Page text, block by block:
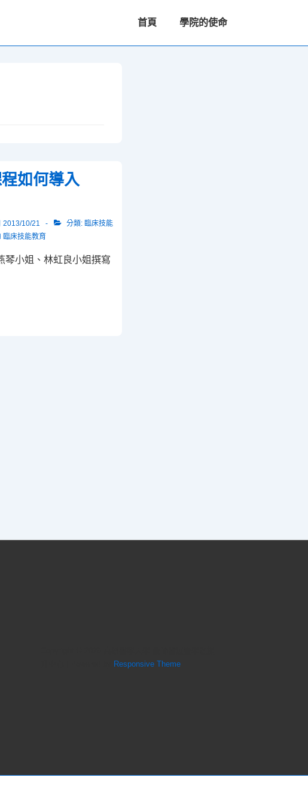
首頁 學院的使命
如何導入
2013/10/21 分類: 臨床技能
臨床技能教育
小姐、林虹良小姐撰寫
Responsive Theme